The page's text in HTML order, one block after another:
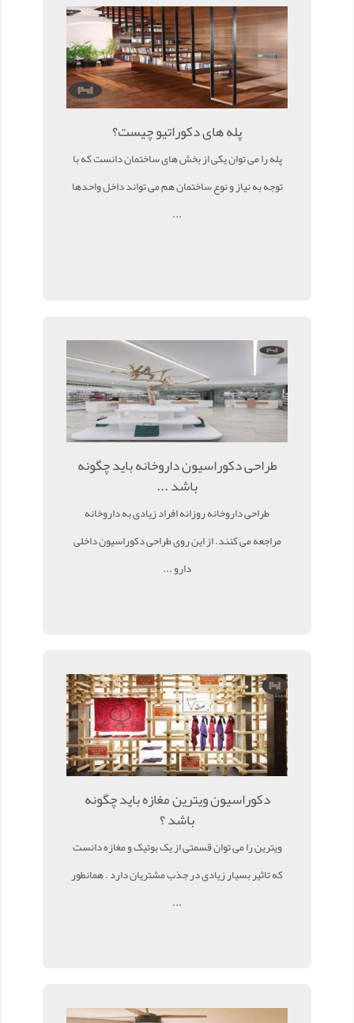
پله های دکوراتیو چیست؟
پله را می توان یکی از بخش های ساختمان دانست که با
توجه به نیاز و نوع ساختمان هم می تواند داخل واحدها
...
طراحی دکوراسیون داروخانه باید چگونه
باشد ...
طراحی داروخانه روزانه افراد زیادی به داروخانه
مراجعه می کنند. از این روی طراحی دکوراسیون داخلی
دارو ...
دکوراسیون ویترین مغازه باید چگونه
باشد ؟
ویترین را می توان قسمتی از یک بوتیک و مغازه دانست
که تاثیر بسیار زیادی در جذب مشتریان دارد . همانطور
...